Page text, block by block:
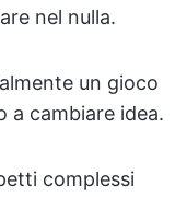
nel nulla.
un gioco
a cambiare idea.
complessi